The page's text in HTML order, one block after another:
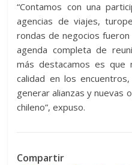
“Contamos con una
agencias de viajes,
rondas de negocios
agenda completa de
más destacamos es que
calidad en los
generar alianzas y nuevas
chileno”, expuso.
Compartir